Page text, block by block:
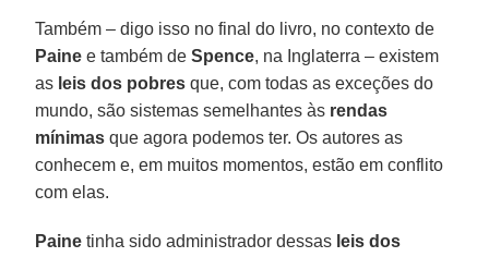
Também – digo isso no final do livro, no contexto de
Paine e também deSpence, na Inglaterra – existem
as leis dos pobres que, com todas as exceções do
mundo, são sistemas semelhantes às rendas
mínimas que agora podemos ter. Os autores as
conhecem e, em muitos momentos, estão em conflito
com elas.
Paine tinha sido administrador dessas leis dos